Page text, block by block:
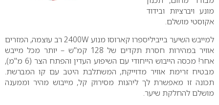
מונע ויברציות ובידוד
אקוסטי מושלם.
למייבש השיער בייביליספרו קארוסו מנוע 2400W רב עוצמה, המזרים
אוויר במהירות חסרת תקדים של 128 קמ"ש – יותר מכל מייבש
אחר! מכסה הייבוש הייחודי עם השיפוע העדין והפתח הצר (6 מ"מ),
מבטיח זרימת אוויר מדוייקת, המשתלבת היטב עם קו המברשת.
תכונה זו מאפשרת לך ליהנות מסירוק קל, מייבוש מהיר וממענה
מושלם להחלקת שיער.